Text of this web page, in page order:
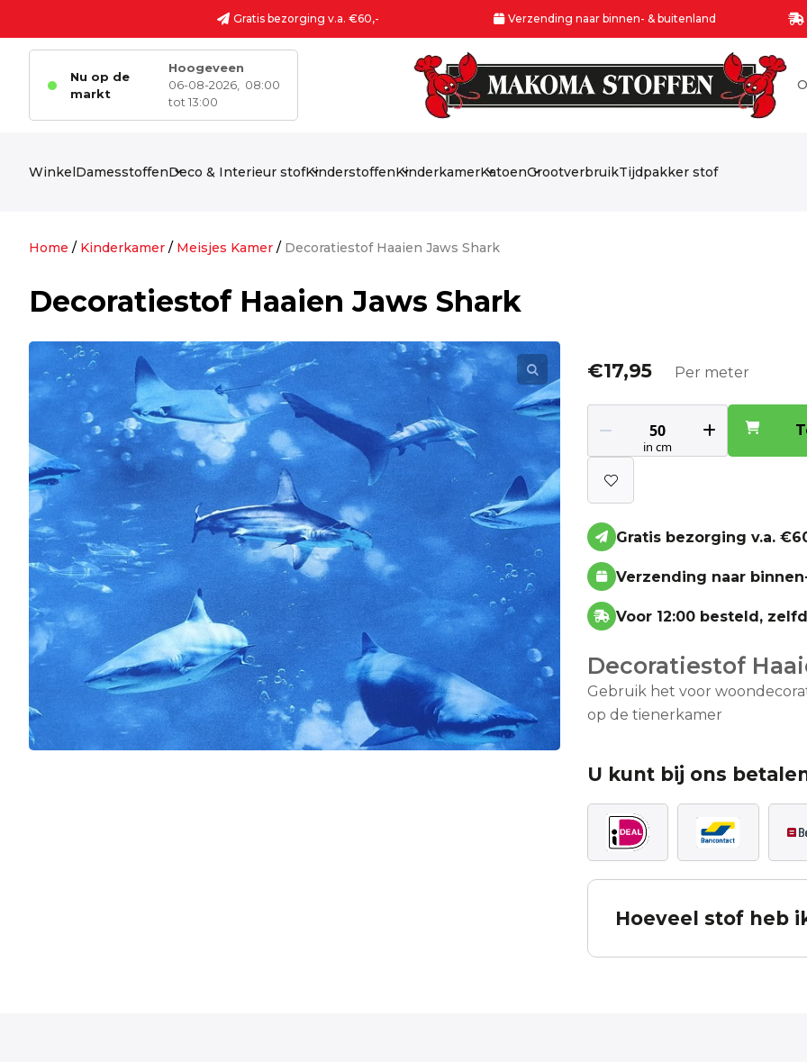
Gratis bezorging v.a. €60,- Verzending naar binnen- & buitenland
Nu op de
markt
Hoogeveen
06-08-2026,
08:00
tot 13:00
WinkelDamesstoffenDeco & Interieur stofKinderstoffenKinderkamerKatoenGrootverbruikTijdpakker stof
Home / Kinderkamer / Meisjes Kamer / Decoratiestof Haaien Jaws Shark
Decoratiestof Haaien Jaws Shark
€17,95 Per meter
Gratis bezorging v.a.
Verzending naar
Voor 12:00 besteld,
Decoratiestof
Gebruik het voor
op de tienerkamer
U kunt bij ons
Hoeveel stof heb